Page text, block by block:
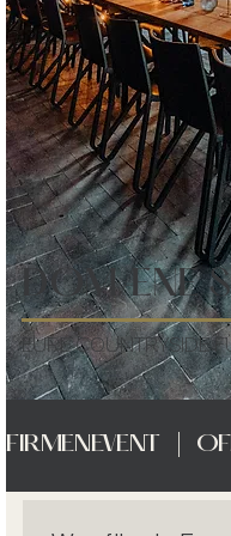
DOMÆNE
EURE COUNTRYSIDE
FIRMENEVENT   |